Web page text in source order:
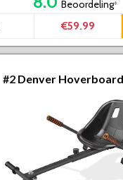
Beoordeling*
€59.99
#2 Denver